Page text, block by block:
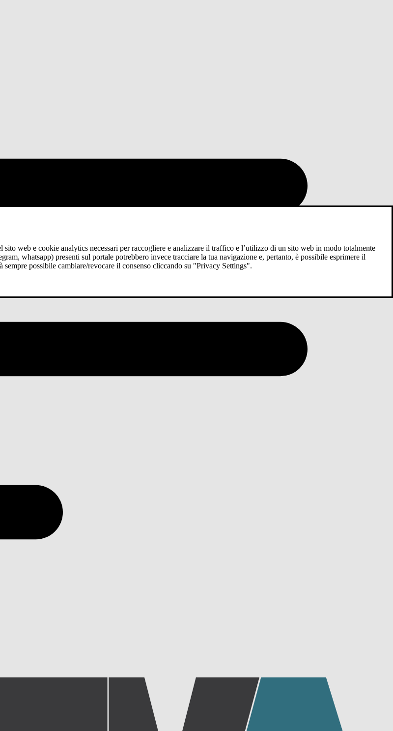
web e cookie analytics necessari per raccogliere e analizzare il traffico e l’utilizzo di un sito web in modo totalmente
whatsapp) presenti sul portale potrebbero invece tracciare la tua navigazione e, pertanto, è possibile esprimere il
possibile cambiare/revocare il consenso cliccando su "Privacy Settings".